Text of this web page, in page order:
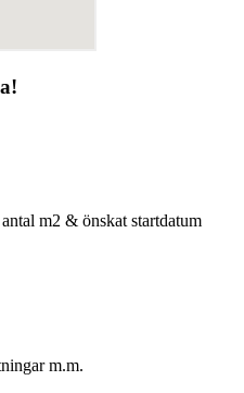
m2 & önskat startdatum
m.m.